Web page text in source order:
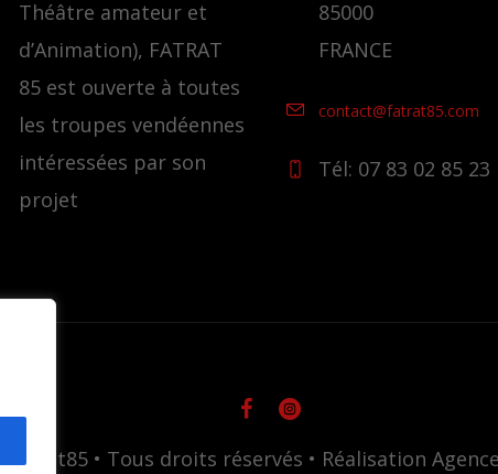
Théâtre amateur et
d’Animation), FATRAT
85 est ouverte à toutes
les troupes vendéennes
intéressées par son
projet
85000
FRANCE
contact@fatrat85.com
Tél: 07 83 02 85 23
• Tous droits réservés • Réalisation